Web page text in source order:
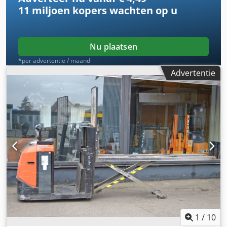
11 miljoen koperswachten op u
Nu plaatsen
*per advertentie / maand
Advertentie
1 / 10